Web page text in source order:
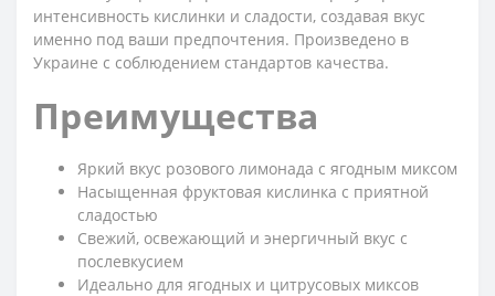
интенсивность кислинки и сладости, создавая вкус
именно под ваши предпочтения. Произведено в
Украине с соблюдением стандартов качества.
Преимущества
Яркий вкус розового лимонада с ягодным миксом
Насыщенная фруктовая кислинка с приятной
сладостью
Свежий, освежающий и энергичный вкус с
послевкусием
Идеально для ягодных и цитрусовых миксов